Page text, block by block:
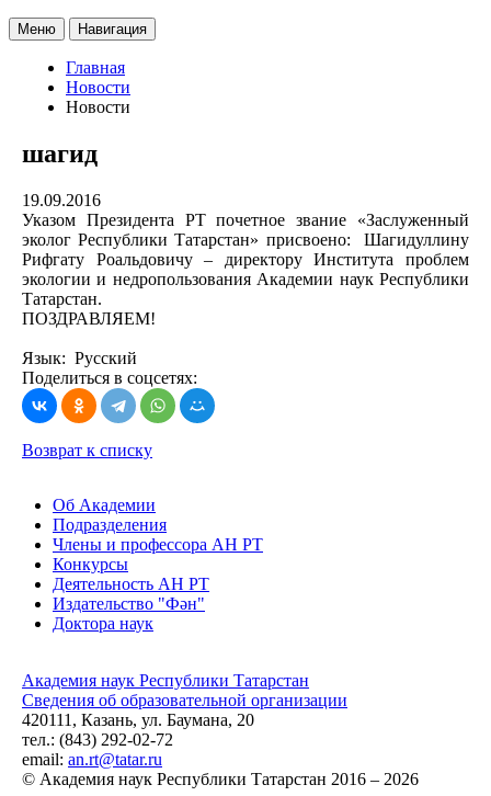
Меню Навигация
Главная
Новости
Новости
шагид
19.09.2016
Указом Президента РТ почетное звание «Заслуженный
эколог Республики Татарстан» присвоено: Шагидуллину
Рифгату Роальдовичу – директору Института проблем
экологии и недропользования Академии наук Республики
Татарстан.
ПОЗДРАВЛЯЕМ!
Язык: Русский
Поделиться в соцсетях:
Возврат к списку
Об Академии
Подразделения
Члены и профессора АН РТ
Конкурсы
Деятельность АН РТ
Издательство "Фән"
Доктора наук
Академия наук Республики Татарстан
Сведения об образовательной организации
420111, Казань, ул. Баумана, 20
тел.: (843) 292-02-72
email: an.rt@tatar.ru
© Академия наук Республики Татарстан 2016 – 2026